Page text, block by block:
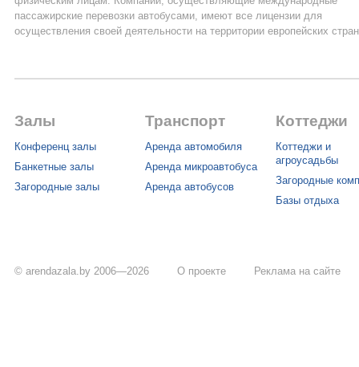
пассажирские перевозки автобусами, имеют все лицензии для
осуществления своей деятельности на территории европейских
Залы
Конференц залы
Банкетные залы
Загородные залы
Транспорт
Аренда автомобиля
Аренда микроавтобуса
Аренда автобусов
Коттеджи
Коттеджи и
агроусадьбы
Загородные
Базы отдыха
© arendazala.by 2006—2026 О проекте Реклама на сайте